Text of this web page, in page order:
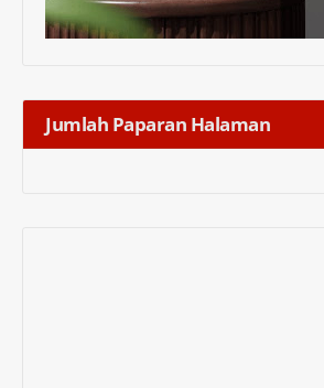
Jumlah Paparan Halaman